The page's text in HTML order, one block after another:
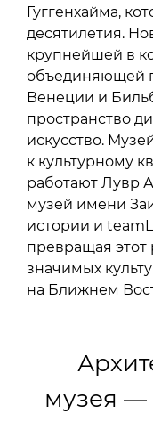
Гуггенхайма,
десятилетия.
крупнейшей в
объединяющей
Венеции и
пространство
искусство.
к культурному
работают Лувр
музей имени
истории и
превращая
значимых
на Ближнем
музея —